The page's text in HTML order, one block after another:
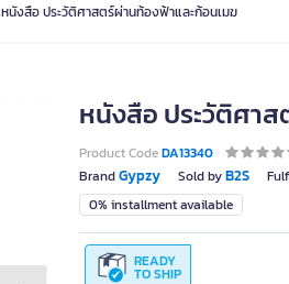
หนังสือ ประวัติศาสตร์ผ่านท้องฟ้าและก้อนเมฆ
หนังสือ ประวัติศา
Product CodeDA13340
BrandGypzy Sold byB2S
0% installment available
READY
TO SHIP